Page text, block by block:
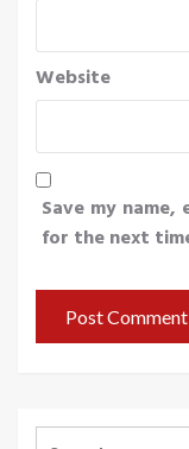
Website
Save my
for the next